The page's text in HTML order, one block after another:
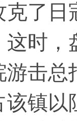
了
这时
游击
该镇